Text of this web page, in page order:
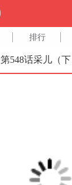
排行
第548话采儿（